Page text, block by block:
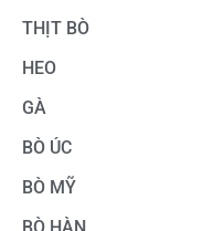
THỊT BÒ
HEO
GÀ
BÒ ÚC
BÒ MỸ